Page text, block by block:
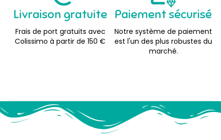
Livraison gratuite
Frais de port gratuits avec
Colissimo à partir de 150 €
Paiement sécurisé
Notre système de paiement
est l'un des plus robustes du
marché.